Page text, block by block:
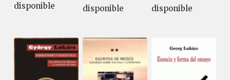
disponible disponible disponible